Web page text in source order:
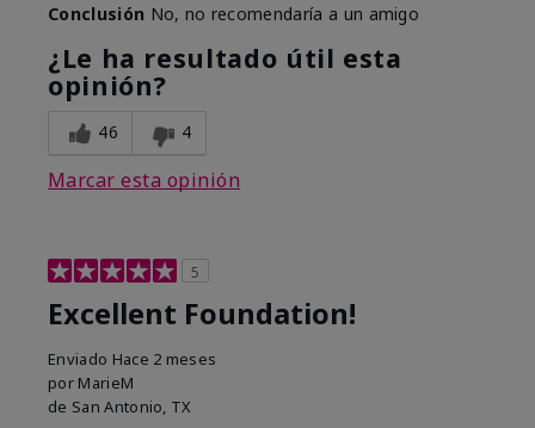
Conclusión No, no recomendaría a un amigo
¿Le ha resultado útil esta
opinión?
46 4
Marcar esta opinión
5
Excellent Foundation!
Enviado Hace 2 meses
por MarieM
de San Antonio, TX